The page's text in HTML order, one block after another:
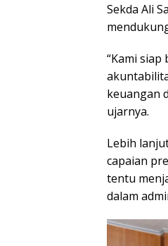
Sekda Ali
“Kami
keuangan
ujarnya.
Lebih
capaian
tentu
dalam